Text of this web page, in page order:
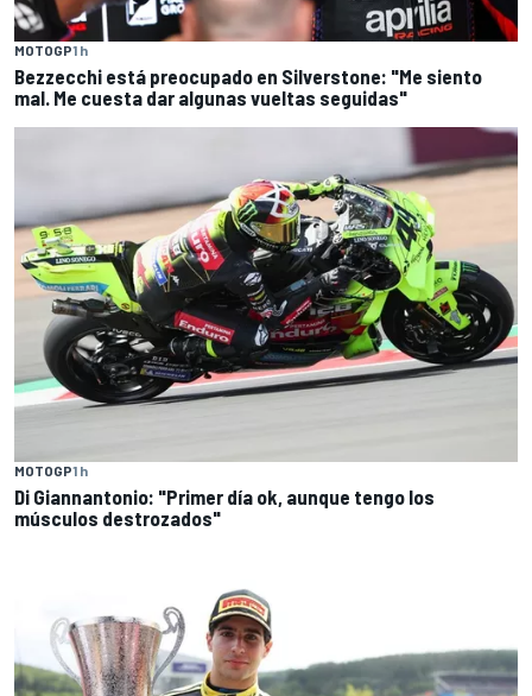
MOTOGP1 h
Bezzecchi está preocupado en Silverstone: "Me siento
mal. Me cuesta dar algunas vueltas seguidas"
MOTOGP1 h
Di Giannantonio: "Primer día ok, aunque tengo los
músculos destrozados"